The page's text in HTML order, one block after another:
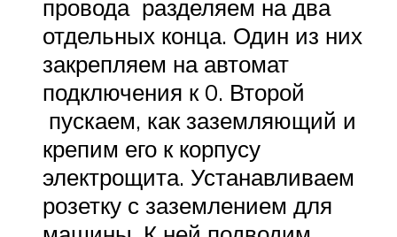
провода разделяем на два
отдельных конца. Один из них
закрепляем на автомат
подключения к 0. Второй
пускаем, как заземляющий и
крепим его к корпусу
электрощита. Устанавливаем
розетку с заземлением для